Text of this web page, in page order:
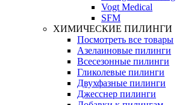
Vogt Medical
SFM
ХИМИЧЕСКИЕ ПИЛИНГИ
Посмотреть все товары
Азелаиновые пилинги
Всесезонные пилинги
Гликолевые пилинги
Двухфазные пилинги
Джесснер пилинги